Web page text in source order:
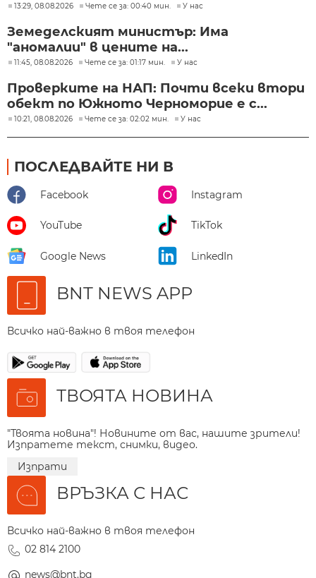
13:29, 08.08.2026 Чете се за: 00:40 мин. У нас
Земеделският министър: Има
"аномалии" в цените на...
11:45, 08.08.2026 Чете се за: 01:17 мин. У нас
Проверките на НАП: Почти всеки втори
обект по Южното Черноморие е с...
10:21, 08.08.2026 Чете се за: 02:02 мин. У нас
ПОСЛЕДВАЙТЕ НИ В
Facebook Instagram
YouTube TikTok
Google News LinkedIn
BNT NEWS APP
Всичко най-важно в твоя телефон
ТВОЯТА НОВИНА
"Твоята новина"! Новините от вас, нашите зрители!
Изпратете текст, снимки, видео.
Изпрати
ВРЪЗКА С НАС
Всичко най-важно в твоя телефон
02 814 2100
news@bnt.bg